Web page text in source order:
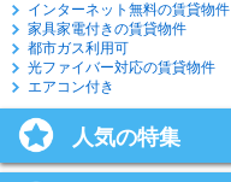
インターネット無料の賃貸物件
家具家電付きの賃貸物件
都市ガス利用可
光ファイバー対応の賃貸物件
エアコン付き
人気の特集